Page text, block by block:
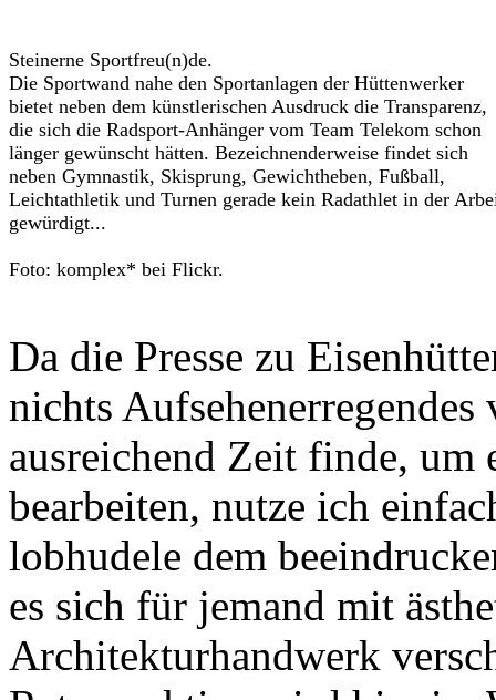
Steinerne Sportfreu(n)de.
Die Sportwand nahe den Sportanlagen der Hüttenwerker
bietet neben dem künstlerischen Ausdruck die Transparenz,
die sich die Radsport-Anhänger vom Team Telekom schon
länger gewünscht hätten. Bezeichnenderweise findet sich
neben Gymnastik, Skisprung, Gewichtheben, Fußball,
Leichtathletik und Turnen gerade kein Radathlet in der
gewürdigt...
Foto: komplex* bei Flickr.
Da die Presse zu
nichts
ausreichend Zeit finde, um
bearbeiten, nutze ich
lobhudele dem
es sich für jemand mit
Architekturhandwerk